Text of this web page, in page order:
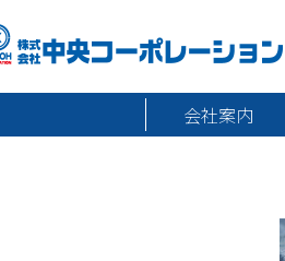
会社案内